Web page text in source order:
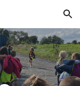
Skip to navigation